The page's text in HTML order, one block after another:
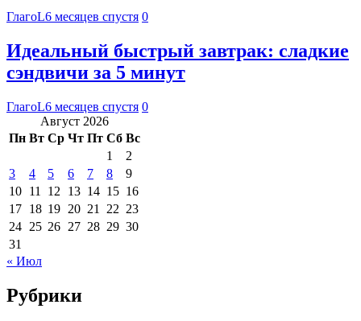
ГлагоL6 месяцев спустя 0
Идеальный быстрый завтрак: сладкие
сэндвичи за 5 минут
ГлагоL6 месяцев спустя 0
Август 2026
Пн Вт Ср Чт Пт Сб Вс
1
2
3
4 5 6 7 8
9
10 11 12 13 14 15 16
17 18 19 20 21 22 23
24 25 26 27 28 29 30
31
« Июл
Рубрики